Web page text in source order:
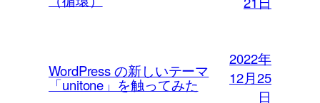
WordPress の新しいテーマ
「unitone」を触ってみた
2022年
12月25
日